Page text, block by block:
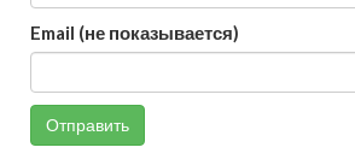
Email (не показывается)
Отправить